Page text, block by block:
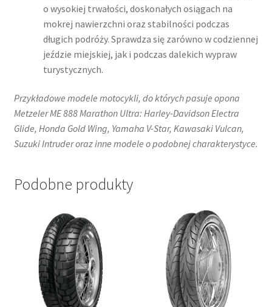
o wysokiej trwałości, doskonałych osiągach na
mokrej nawierzchni oraz stabilności podczas
długich podróży. Sprawdza się zarówno w codziennej
jeździe miejskiej, jak i podczas dalekich wypraw
turystycznych.​
Przykładowe modele motocykli, do których pasuje opona
Metzeler ME 888 Marathon Ultra: Harley-Davidson Electra
Glide, Honda Gold Wing, Yamaha V-Star, Kawasaki Vulcan,
Suzuki Intruder oraz inne modele o podobnej charakterystyce.
Podobne produkty